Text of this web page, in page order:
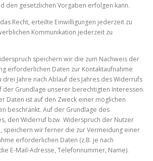
den gesetzlichen Vorgaben erfolgen kann.
Recht, erteilte Einwilligungen jederzeit zu
Kommunikation jederzeit zu
speichern wir die zum Nachweis der
erforderlichen Daten zur Kontaktaufnahme
Jahre nach Ablauf des Jahres des Widerrufs
der Grundlage unserer berechtigten Interessen.
Daten ist auf den Zweck einer möglichen
beschränkt. Auf der Grundlage des
den Widerruf bzw. Widerspruch der Nutzer
speichern wir ferner die zur Vermeidung einer
erforderlichen Daten (z.B. je nach
E-Mail-Adresse, Telefonnummer, Name).